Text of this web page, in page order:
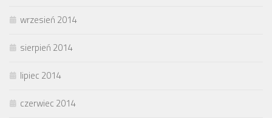
wrzesień 2014
sierpień 2014
lipiec 2014
czerwiec 2014